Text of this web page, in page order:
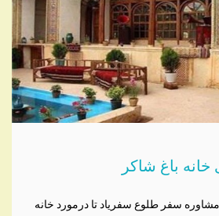
خانه باغ شاکر
سفر طلوع سفریاد تا درمورد خانه